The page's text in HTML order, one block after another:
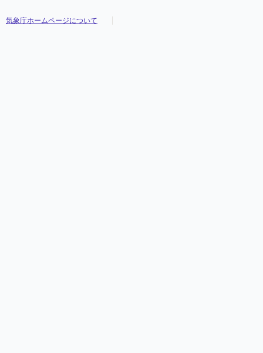
気象庁ホームページについて